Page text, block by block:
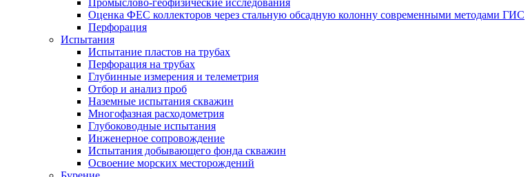
Промыслово-геофизические исследования
Оценка ФЕС коллекторов через стальную обсадную колонну современными методами ГИС
Перфорация
Испытания
Испытание пластов на трубах
Перфорация на трубах
Глубинные измерения и телеметрия
Отбор и анализ проб
Наземные испытания скважин
Многофазная расходометрия
Глубоководные испытания
Инженерное сопровождение
Испытания добывающего фонда скважин
Освоение морских месторождений